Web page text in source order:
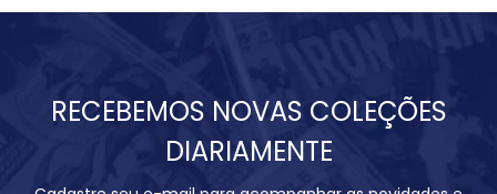
RECEBEMOS NOVAS COLEÇÕES
DIARIAMENTE